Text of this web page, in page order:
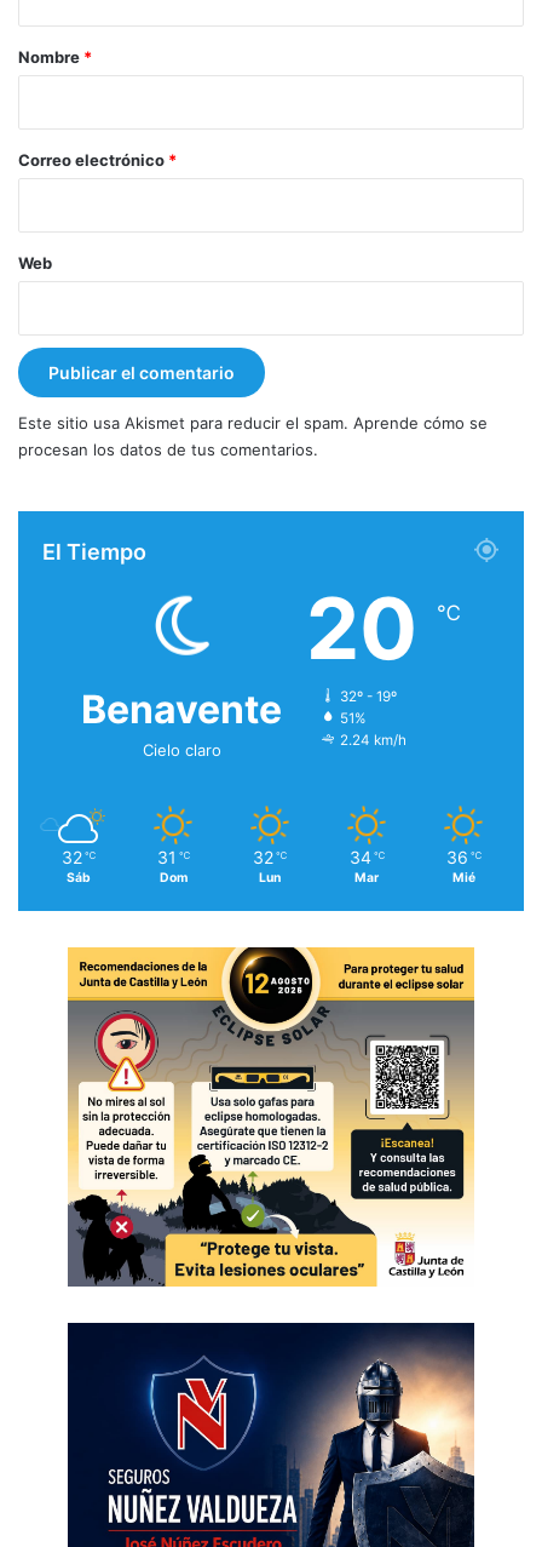
r
*
Nombre *
Correo electrónico *
Web
Este sitio usa Akismet para reducir el spam. Aprende cómo se
procesan los datos de tus comentarios.
El Tiempo
Benavente
Cielo claro
20 ℃
32º - 19º
51%
2.24 km/h
32 ℃
Sáb
31 ℃
Dom
32 ℃
Lun
34 ℃
Mar
36 ℃
Mié